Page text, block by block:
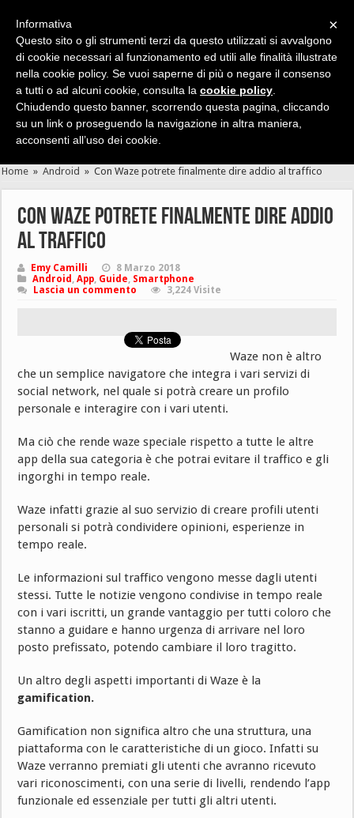
Cerca velocemente news, recensioni, guide, app, giochi ...
Home » Android » Con Waze potrete finalmente dire addio al traffico
Con Waze potrete finalmente dire addio
al traffico
Emy Camilli
8 Marzo 2018
Android ,App, Guide, Smartphone
Lascia un commento
3,224 Visite
Waze non è altro
che un semplice navigatore che integra i vari servizi di
social network, nel quale si potrà creare un profilo
personale e interagire con i vari utenti.
Ma ciò che rende waze speciale rispetto a tutte le altre
app della sua categoria è che potrai evitare il traffico e gli
ingorghi in tempo reale.
Waze infatti grazie al suo servizio di creare profili utenti
personali si potrà condividere opinioni, esperienze in
tempo reale.
Le informazioni sul traffico vengono messe dagli utenti
stessi. Tutte le notizie vengono condivise in tempo reale
con i vari iscritti, un grande vantaggio per tutti coloro che
stanno a guidare e hanno urgenza di arrivare nel loro
posto prefissato, potendo cambiare il loro tragitto.
Un altro degli aspetti importanti di Waze è la
gamification.
Gamification non significa altro che una struttura, una
piattaforma con le caratteristiche di un gioco. Infatti su
Waze verranno premiati gli utenti che avranno ricevuto
vari riconoscimenti, con una serie di livelli, rendendo l’app
funzionale ed essenziale per tutti gli altri utenti.
×
Informativa
Questo sito o gli strumenti terzi da questo utilizzati si avvalgono
di cookie necessari al funzionamento ed utili alle finalità illustrate
nella cookie policy. Se vuoi saperne di più o negare il consenso
a tutti o ad alcuni cookie, consulta la cookie policy
Chiudendo questo banner, scorrendo questa pagina, cliccando
su un link o proseguendo la navigazione in altra maniera,
acconsenti all’uso dei cookie.